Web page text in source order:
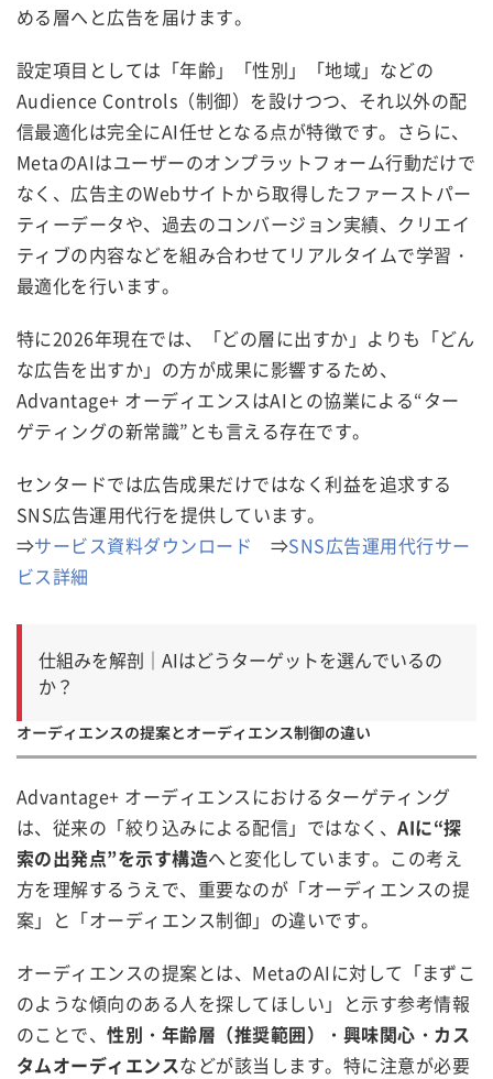
める層へと広告を届けます。
設定項目としては「年齢」「性別」「地域」などの
Audience Controls（制御）を設けつつ、それ以外の配
信最適化は完全にAI任せとなる点が特徴です。さらに、
MetaのAIはユーザーのオンプラットフォーム行動だけで
なく、広告主のWebサイトから取得したファーストパー
ティーデータや、過去のコンバージョン実績、クリエイ
ティブの内容などを組み合わせてリアルタイムで学習・
最適化を行います。
特に2026年現在では、「どの層に出すか」よりも「どん
な広告を出すか」の方が成果に影響するため、
Advantage+ オーディエンスはAIとの協業による“ター
ゲティングの新常識”とも言える存在です。
センタードでは広告成果だけではなく利益を追求する
SNS広告運用代行を提供しています。
⇒サービス資料ダウンロード ⇒SNS広告運用代行サー
ビス詳細
仕組みを解剖｜AIはどうターゲットを選んでいるの
か？
オーディエンスの提案とオーディエンス制御の違い
Advantage+ オーディエンスにおけるターゲティング
は、従来の「絞り込みによる配信」ではなく、AIに“探
索の出発点”を示す構造へと変化しています。この考え
方を理解するうえで、重要なのが「オーディエンスの提
案」と「オーディエンス制御」の違いです。
オーディエンスの提案とは、MetaのAIに対して「まずこ
のような傾向のある人を探してほしい」と示す参考情報
のことで、性別・年齢層（推奨範囲）・興味関心・カス
タムオーディエンスなどが該当します。特に注意が必要